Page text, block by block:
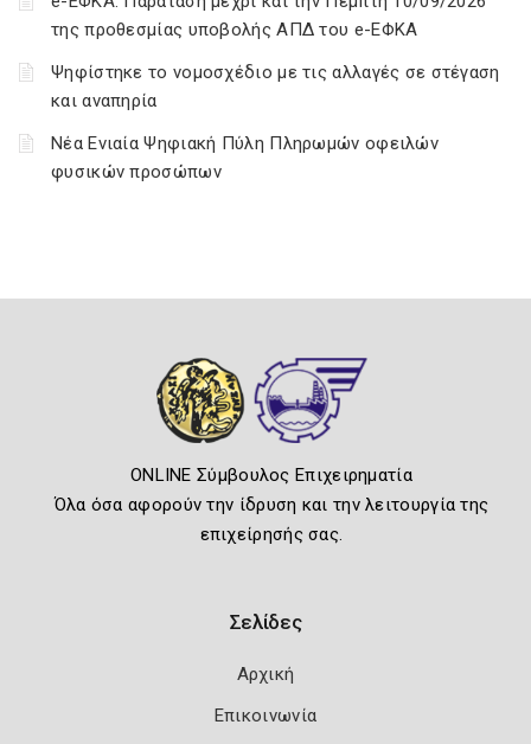
της προθεσμίας υποβολής ΑΠΔ του e-ΕΦΚΑ
Ψηφίστηκε το νομοσχέδιο με τις αλλαγές σε στέγαση
και αναπηρία
Νέα Ενιαία Ψηφιακή Πύλη Πληρωμών οφειλών
φυσικών προσώπων
ONLINE Σύμβουλος Επιχειρηματία
Όλα όσα αφορούν την ίδρυση και την λειτουργία της
επιχείρησής σας.
Σελίδες
Αρχική
Επικοινωνία